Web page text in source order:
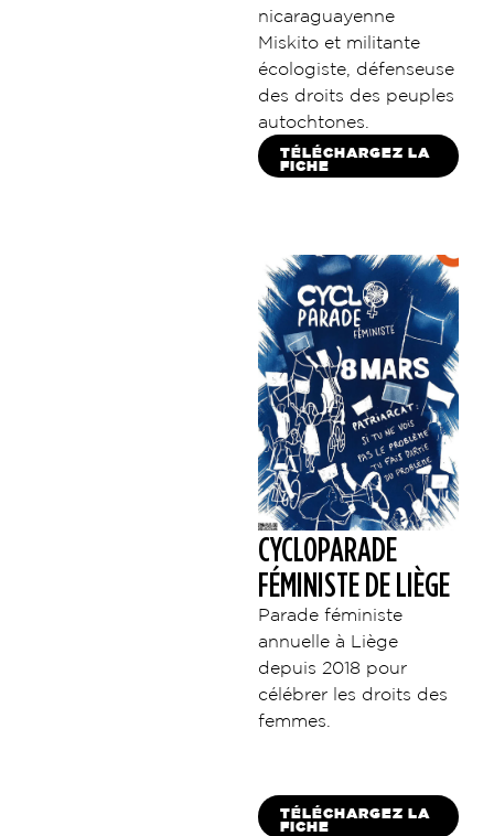
nicaraguayenne
Miskito et militante
écologiste, défenseuse
des droits des peuples
autochtones.
TÉLÉCHARGEZ LA
FICHE
CYCLOPARADE
FÉMINISTE DE LIÈGE
Parade féministe
annuelle à Liège
depuis 2018 pour
célébrer les droits des
femmes.
TÉLÉCHARGEZ LA
FICHE